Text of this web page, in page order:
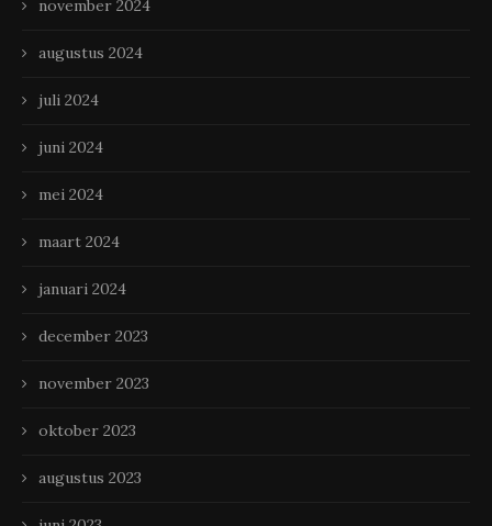
november 2024
augustus 2024
juli 2024
juni 2024
mei 2024
maart 2024
januari 2024
december 2023
november 2023
oktober 2023
augustus 2023